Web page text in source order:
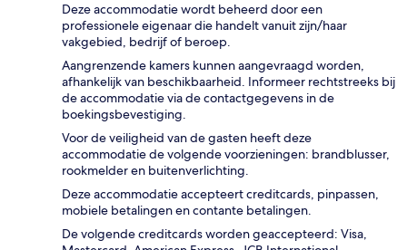
Deze accommodatie wordt beheerd door een
professionele eigenaar die handelt vanuit zijn/haar
vakgebied, bedrijf of beroep.
Aangrenzende kamers kunnen aangevraagd worden,
afhankelijk van beschikbaarheid. Informeer rechtstreeks bij
de accommodatie via de contactgegevens in de
boekingsbevestiging.
Voor de veiligheid van de gasten heeft deze
accommodatie de volgende voorzieningen: brandblusser,
rookmelder en buitenverlichting.
Deze accommodatie accepteert creditcards, pinpassen,
mobiele betalingen en contante betalingen.
De volgende creditcards worden geaccepteerd: Visa,